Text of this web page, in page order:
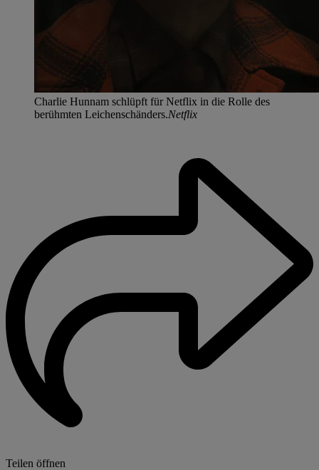
Charlie Hunnam schlüpft für Netflix in die Rolle des
berühmten Leichenschänders.Netflix
Teilen öffnen